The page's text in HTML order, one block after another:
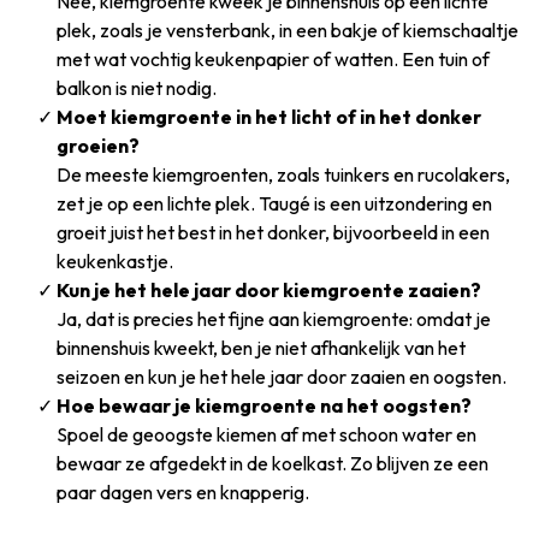
plek, zoals je vensterbank, in een bakje of kiemschaaltje
met wat vochtig keukenpapier of watten. Een tuin of
balkon is niet nodig.
Moet kiemgroente in het licht of in het donker
groeien?
De meeste kiemgroenten, zoals tuinkers en rucolakers,
zet je op een lichte plek. Taugé is een uitzondering en
groeit juist het best in het donker, bijvoorbeeld in een
keukenkastje.
Kun je het hele jaar door kiemgroente zaaien?
Ja, dat is precies het fijne aan kiemgroente: omdat je
binnenshuis kweekt, ben je niet afhankelijk van het
seizoen en kun je het hele jaar door zaaien en oogsten.
Hoe bewaar je kiemgroente na het oogsten?
Spoel de geoogste kiemen af met schoon water en
bewaar ze afgedekt in de koelkast. Zo blijven ze een
paar dagen vers en knapperig.